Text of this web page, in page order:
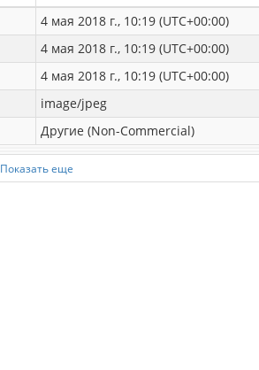
4 мая 2018 г., 10:19 (UTC+00:00)
4 мая 2018 г., 10:19 (UTC+00:00)
4 мая 2018 г., 10:19 (UTC+00:00)
image/jpeg
Другие (Non-Commercial)
Показать еще